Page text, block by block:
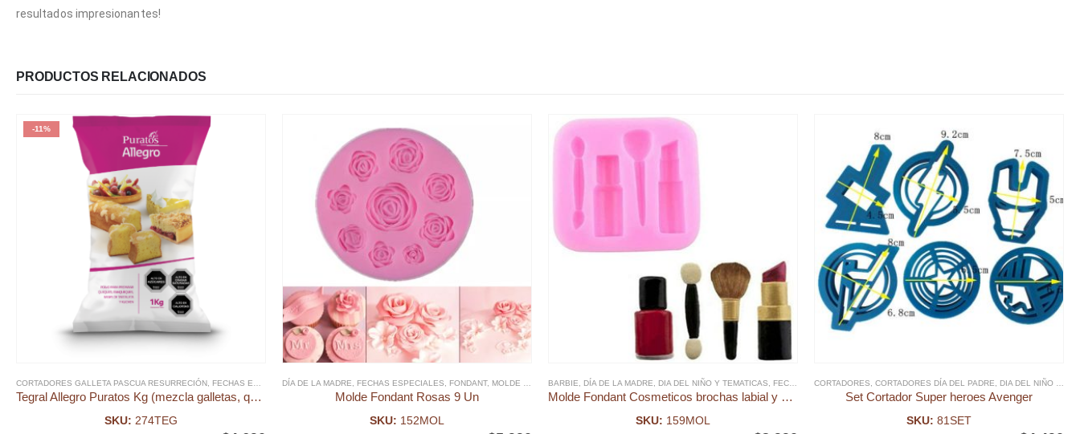
resultados impresionantes!
PRODUCTOS RELACIONADOS
-11%
CORTADORES GALLETA PASCUA RESURRECIÓN FECHAS ESPECIALES ,INGREDIENTES,INSUMOS GALLETAS,PASCUA RESURRECIÓN,PREMEZCLAS , PURATOS
Tegral Allegro Puratos Kg (mezcla galletas, queque, torta panqueque, base tartaleta, galletas, brazo reina, cupcake)
SKU: 274TEG
DÍA DE LA MADRE FECHAS ESPECIALES FONDANT, MOLDE FONDANT
Molde Fondant Rosas 9 Un
SKU: 152MOL
BARBIE DÍA DE LA MADRE DIA DEL NIÑO Y TEMATICAS FECHAS ESPECIALES ,FONDANT,MOLDE FONDANT,MOLDES SILICONA,
Molde Fondant Cosmeticos brochas labial y pinta uñas
SKU: 159MOL
CORTADORES CORTADORES DÍA DEL PADRE DIA DEL NIÑO Y TEMATICAS
Set Cortador Super heroes Avenger
SKU: 81SET